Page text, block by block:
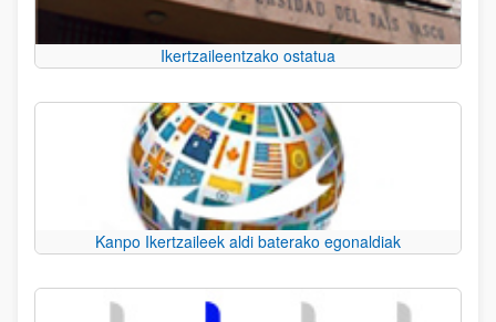
Ikertzaileentzako ostatua
Kanpo Ikertzaileek aldi baterako egonaldiak